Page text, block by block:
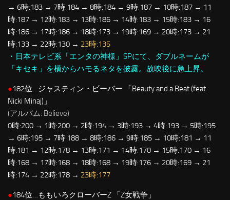
→ 6時:183 → 7時:184 → 8時:184 → 9時:187 → 10時:187 → 11
時:187 → 12時:183 → 13時:186 → 14時:183 → 15時:183 → 16
時:186 → 17時:186 → 18時:173 → 19時:169 → 20時:173 → 21
時:133 → 22時:130 → 23時:135
・日本テレビ系「エンタの神様」SPにて、ダブルネームが
「キセキ」を横からハモるネタを披露。放映後に急上昇。
●182位…ジャスティン・ビーバー 「Beauty and a Beat (feat.
Nicki Minaj)」
(アルバム: Believe)
0時:200 → 1時:200 → 2時:194 → 3時:193 → 4時:193 → 5時:195
→ 6時:195 → 7時:188 → 8時:186 → 9時:185 → 10時:181 → 11
時:181 → 12時:178 → 13時:171 → 14時:170 → 15時:170 → 16
時:168 → 17時:168 → 18時:168 → 19時:176 → 20時:169 → 21
時:174 → 22時:178 → 23時:177
●184位…ももいろクローバーZ 「Z女戦争」